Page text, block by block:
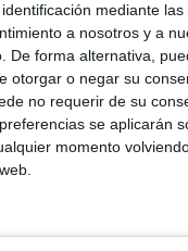
mediante
a nosotros y a
De forma alternativa,
otorgar o negar su
no requerir de su
se aplicarán
momento
y el Gobierno local